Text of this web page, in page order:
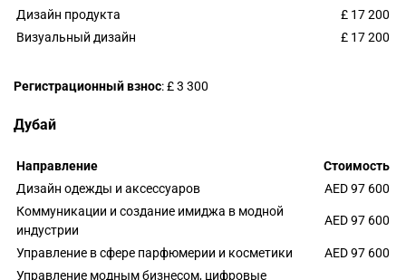
Дизайн продукта
£ 17 200
Визуальный дизайн
£ 17 200
Регистрационный взнос: £ 3 300
Дубай
Направление
Стоимость
Дизайн одежды и аксессуаров
AED 97 600
Коммуникации и создание имиджа в модной
индустрии
AED 97 600
Управление в сфере парфюмерии и косметики
AED 97 600
Управление модным бизнесом, цифровые